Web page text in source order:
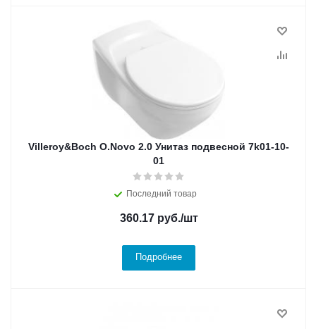
Villeroy&Boch O.Novo 2.0 Унитаз подвесной 7k01-10-
01
Последний товар
360.17руб./шт
Подробнее